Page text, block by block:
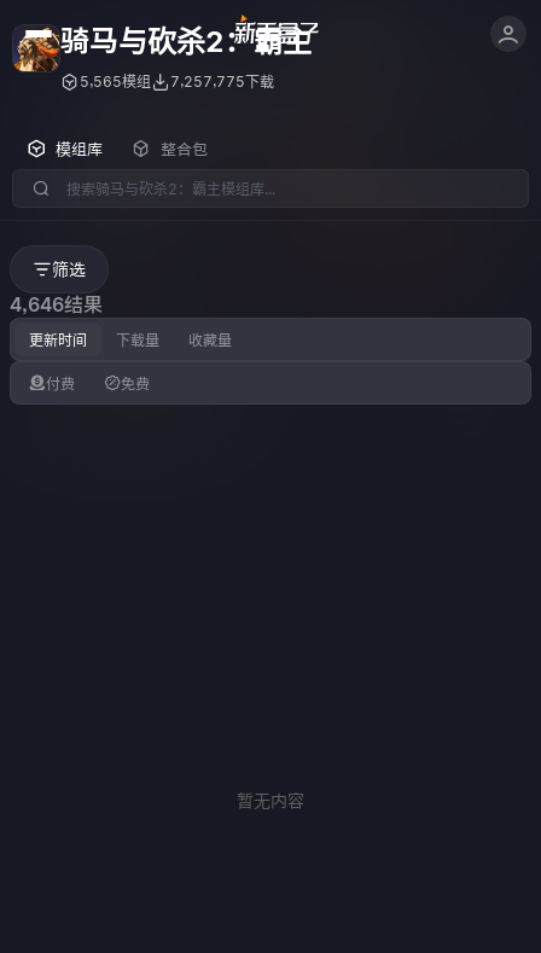
骑马与砍杀2：霸主
5,565模组 7,257,775下载
模组库 整合包
筛选
4,646结果
更新时间 下载量 收藏量
付费 免费
暂无内容